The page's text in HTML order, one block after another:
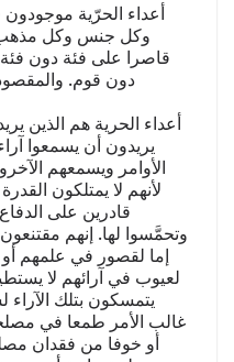
أعداء الحرّية
وكل جنس وكل مذهب
قاصرا على فئة دون
دون قوم. والمقصود
أعداء الحرية هم الذين
يريدون أن يسمعوا
الأوامر ويسمعهم
لأنهم لا يمتلكون
قادرين على
وتحمَّسوا لها. إنهم
إما لقصور في علمهم
لعيوب في آرائهم لا
يتمسكون بتلك
غالب الأمر طمعا في
أو خوفا من فقدان